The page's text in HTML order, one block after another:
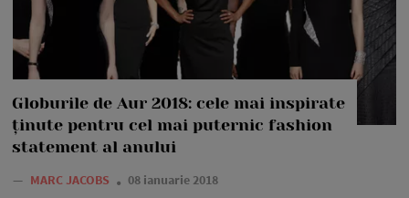
Globurile de Aur 2018: cele mai inspirate
ținute pentru cel mai puternic fashion
statement al anului
— MARC JACOBS 08 ianuarie 2018